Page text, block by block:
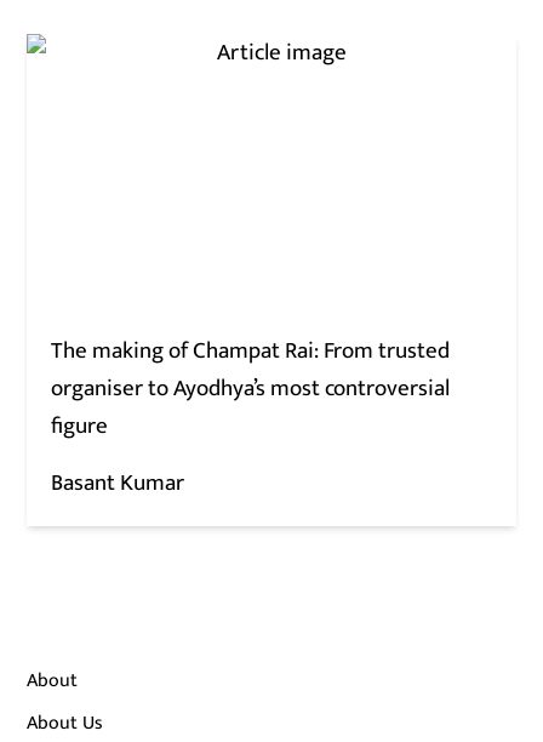
The making of Champat Rai: From trusted
organiser to Ayodhya’s most controversial
figure
Basant Kumar
About
About Us